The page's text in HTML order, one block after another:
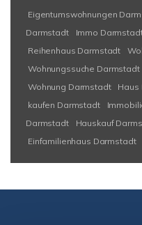
Eigentumswohnungen
Darmstadt
Immo
Reihenhaus Darmstadt
Wohnungssuche Darmstadt
Wohnung Darmstadt
Haus
kaufen Darmstadt
Darmstadt
Hauskauf
Einfamilienhaus Darmstadt